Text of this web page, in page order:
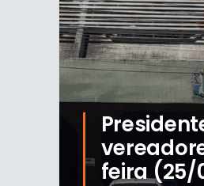
feira (25/